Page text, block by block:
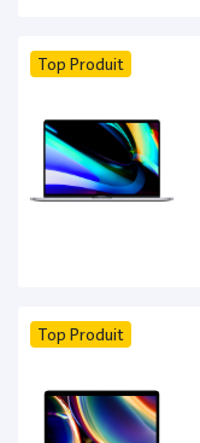
Top Produit
Top Produit